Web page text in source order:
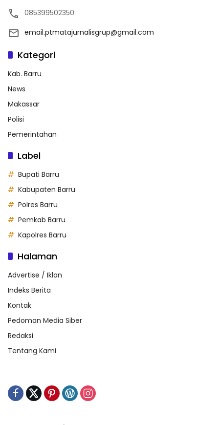
085399502350
email.ptmatajurnalisgrup@gmail.com
Kategori
Kab. Barru
News
Makassar
Polisi
Pemerintahan
Label
Bupati Barru
Kabupaten Barru
Polres Barru
Pemkab Barru
Kapolres Barru
Halaman
Advertise / Iklan
Indeks Berita
Kontak
Pedoman Media Siber
Redaksi
Tentang Kami